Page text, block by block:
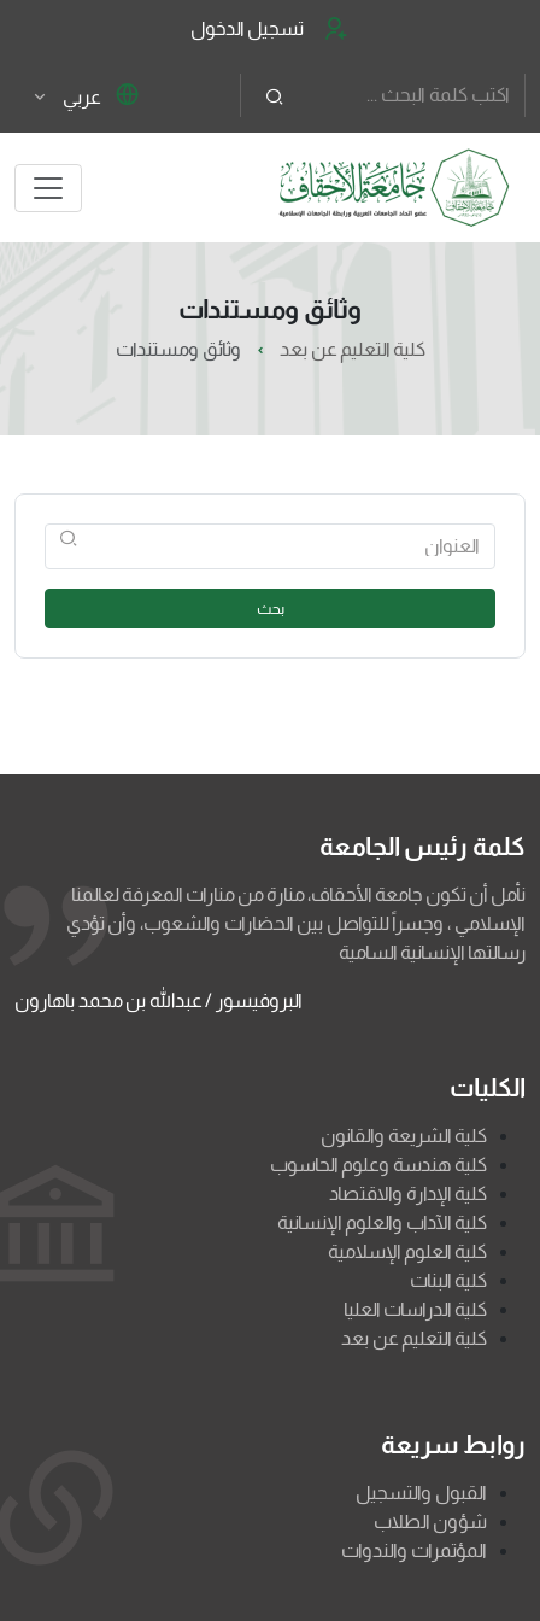
تسجيل الدخول
عربي
وثائق ومستندات
كلية التعليم عن بعد وثائق ومستندات
بحث
كلمة رئيس الجامعة
نأمل أن تكون جامعة الأحقاف، منارة من منارات المعرفة لعالمنا
الإسلامي ، وجسراً للتواصل بين الحضارات والشعوب، وأن تؤدي
رسالتها الإنسانية السامية
البروفيسور / عبدالله بن محمد باهارون
الكليات
كلية الشريعة والقانون
كلية هندسة وعلوم الحاسوب
كلية الإدارة والاقتصاد
كلية الآداب والعلوم الإنسانية
كلية العلوم الإسلامية
كلية البنات
كلية الدراسات العليا
كلية التعليم عن بعد
روابط سريعة
القبول والتسجيل
شؤون الطلاب
المؤتمرات والندوات